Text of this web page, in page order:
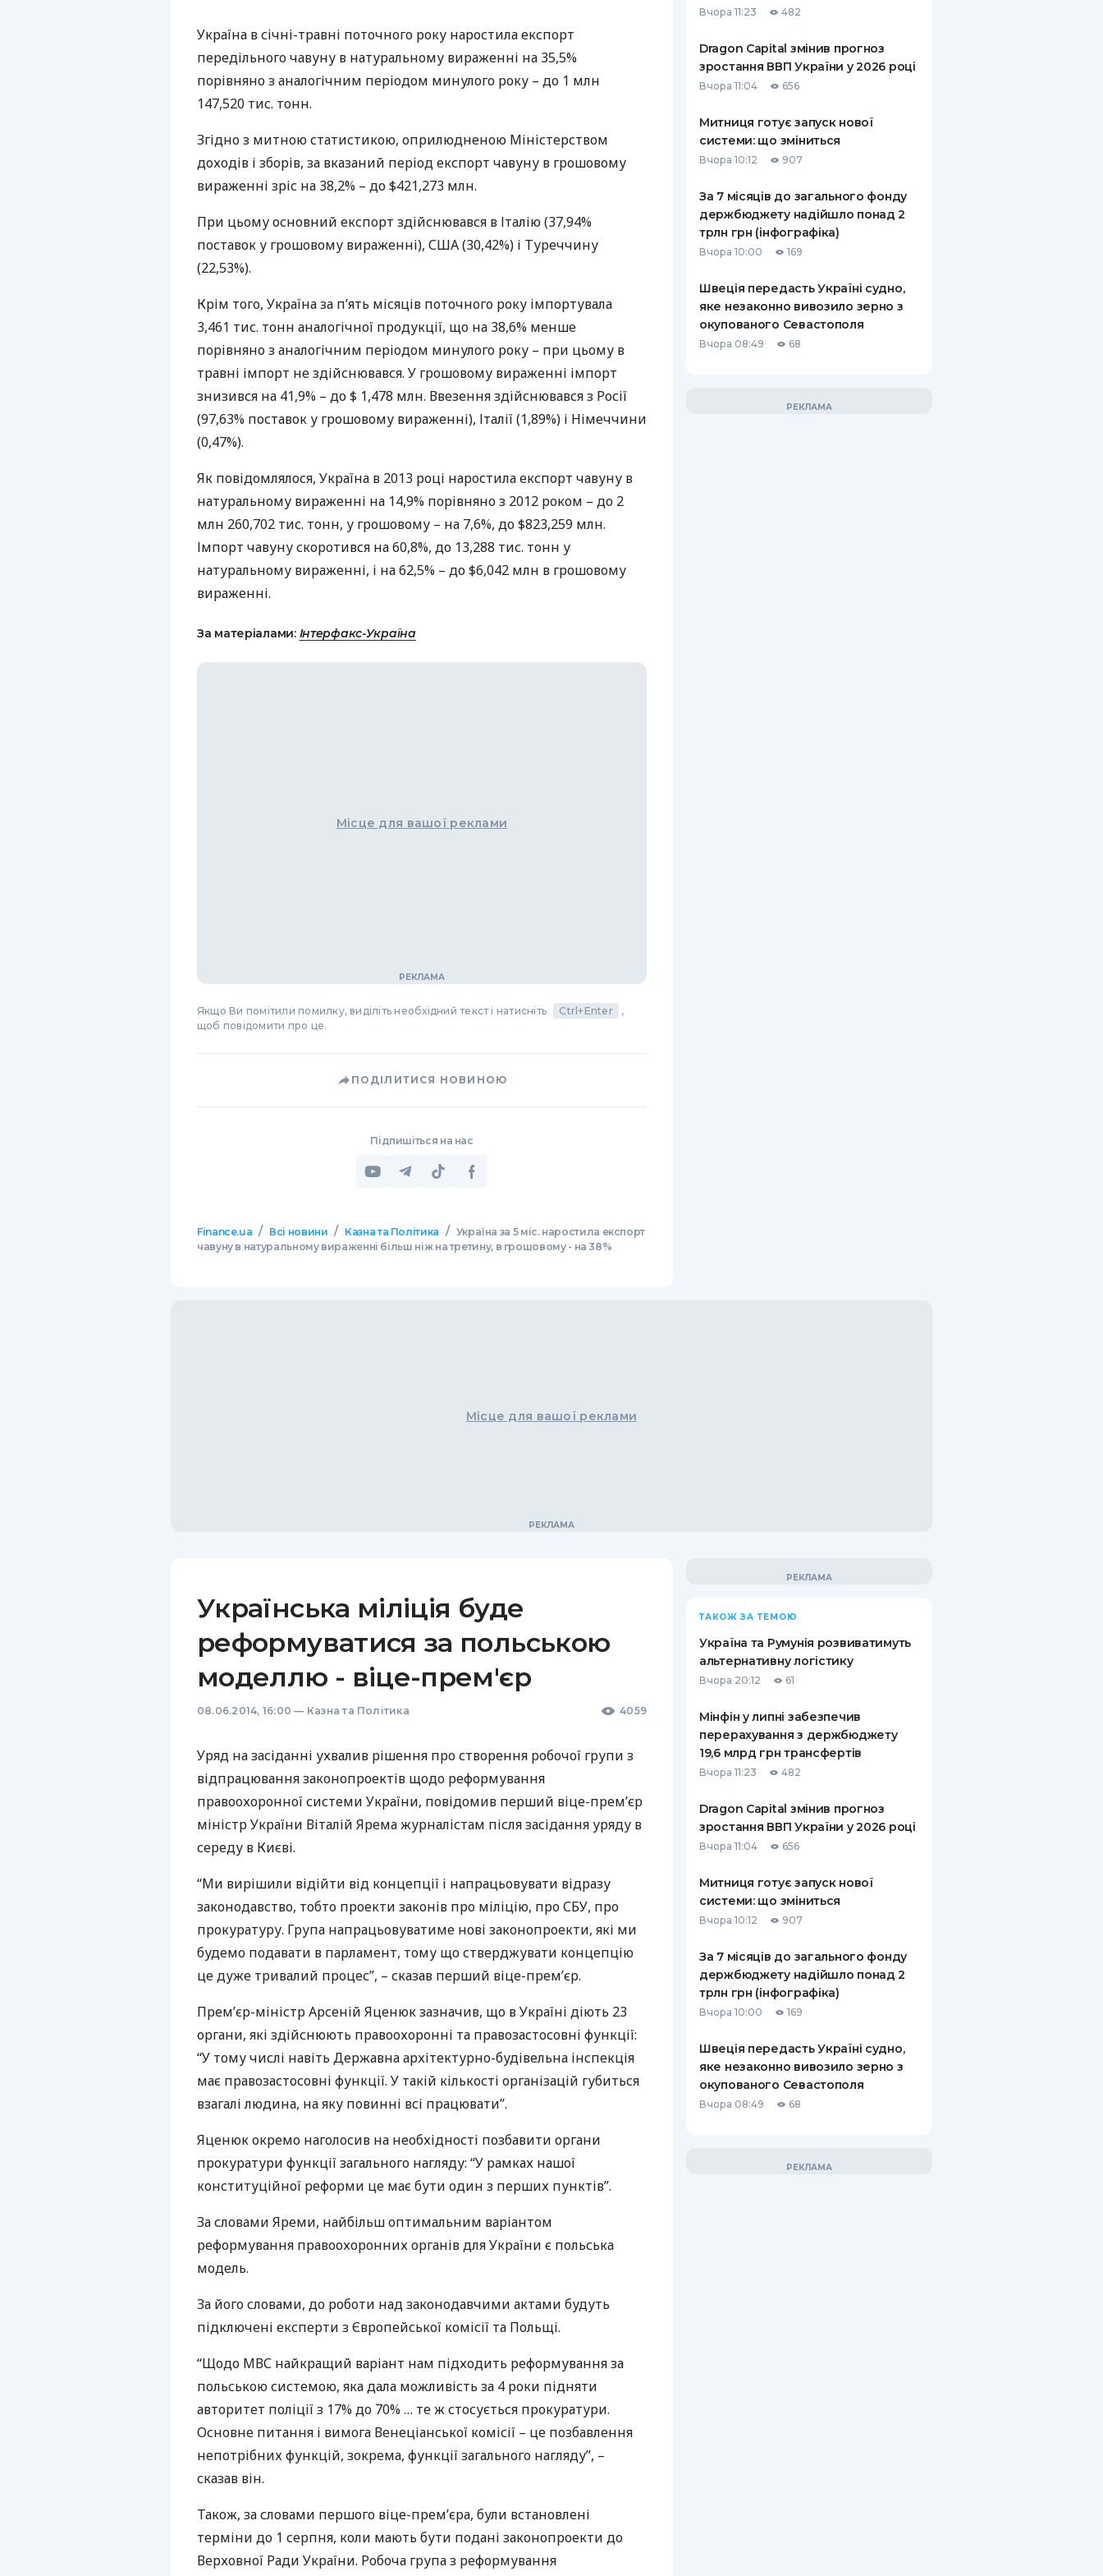
КАРТОК
ЩОМІСЯЧНИЙ ОГЛЯД
КЕШБЕКУ
БАНКІВСЬКИХ КАРТКАХ
ВСІ СТРАХОВІ ПОЛІСИ
ВІДГУКИ ПРО СТРАХОВІ
КОМПАНІЇ
ДОСТАВКА І ОПЛАТА
КОНТАКТИ
Україна в січні-травні поточного року наростила експорт
передільного чавуну в натуральному вираженні на 35,5%
порівняно з аналогічним періодом минулого року – до 1 млн
147,520 тис. тонн.
Згідно з митною статистикою, оприлюдненою Міністерством
доходів і зборів, за вказаний період експорт чавуну в грошовому
вираженні зріс на 38,2% – до $421,273 млн.
При цьому основний експорт здійснювався в Італію (37,94%
поставок у грошовому вираженні), США(30,42%) і Туреччину
(22,53%).
Крім того, Україна за п’ять місяців поточного року імпортувала
3,461 тис. тонн аналогічної продукції, що на 38,6% менше
порівняно з аналогічним періодом минулого року – при цьому в
травні імпорт не здійснювався. У грошовому вираженні імпорт
знизився на 41,9% – до $ 1,478 млн. Ввезення здійснювався з Росії
(97,63% поставок у грошовому вираженні), Італії (1,89%) і Німеччини
(0,47%).
Як повідомлялося, Україна в 2013 році наростила експорт чавуну в
натуральному вираженні на 14,9% порівняно з 2012 роком – до 2
млн 260,702 тис. тонн, у грошовому – на 7,6%, до $823,259 млн.
Імпорт чавуну скоротився на 60,8%, до 13,288 тис. тонн у
натуральному вираженні, і на 62,5% – до $6,042 млн в грошовому
вираженні.
За матеріалами: Інтерфакс-Україна
Місце для вашої реклами
Якщо Ви помітили помилку, виділіть необхідний текст і натисніть Ctrl+Enter
,
щоб повідомити про це.
ПОДІЛИТИСЯ НОВИНОЮ
Підпишіться на нас
Finance.ua / Всі новини / Казна та Політика / Україна за 5 міс. наростила експорт
чавуну в натуральному вираженні більш ніж на третину, в грошовому - на 38%
Вчора 11:23 482
Dragon Capital змінив прогноз
зростання ВВП України у 2026 році
Вчора 11:04 656
Митниця готує запуск нової
системи: що зміниться
Вчора 10:12 907
За 7 місяців до загального фонду
держбюджету надійшло понад 2
трлн грн (інфографіка)
Вчора 10:00 169
Швеція передасть Україні судно,
яке незаконно вивозило зерно з
окупованого Севастополя
Вчора 08:49 68
Місце для вашої реклами
Українська міліція буде
реформуватися за польською
моделлю - віце-прем'єр
08.06.2014, 16:00 — Казна та Політика 4059
Уряд на засіданні ухвалив рішення про створення робочої групи з
відпрацювання законопроектів щодо реформування
правоохоронної системи України, повідомив перший віце-прем’єр
міністр України Віталій Ярема журналістам після засідання уряду в
середу в Києві.
“Ми вирішили відійти від концепції і напрацьовувати відразу
законодавство, тобто проекти законів про міліцію, проСБУ, про
прокуратуру. Група напрацьовуватиме нові законопроекти, які ми
будемо подавати в парламент, тому що стверджувати концепцію
це дуже тривалий процес”, – сказав перший віце-прем’єр.
Прем’єр-міністр Арсеній Яценюк зазначив, що в Україні діють 23
органи, які здійснюють правоохоронні та правозастосовні функції:
“У тому числі навіть Державна архітектурно-будівельна інспекція
має правозастосовні функції. У такій кількості організацій губиться
взагалі людина, на яку повинні всі працювати”.
Яценюк окремо наголосив на необхідності позбавити органи
прокуратури функції загального нагляду: “У рамках нашої
конституційної реформи це має бути один з перших пунктів”.
За словами Яреми, найбільш оптимальним варіантом
реформування правоохоронних органів для України є польська
модель.
За його словами, до роботи над законодавчими актами будуть
підключені експерти з Європейської комісії та Польщі.
“Щодо МВС найкращий варіант нам підходить реформування за
польською системою, яка дала можливість за 4 роки підняти
авторитет поліції з 17% до 70% … те ж стосується прокуратури.
Основне питання і вимога Венеціанської комісії – це позбавлення
непотрібних функцій, зокрема, функції загального нагляду”, –
сказав він.
Також, за словами першого віце-прем’єра, були встановлені
терміни до 1 серпня, коли мають бути подані законопроекти до
Верховної Ради України. Робоча група з реформування
ТАКОЖ ЗА ТЕМОЮ
Україна та Румунія розвиватимуть
альтернативну логістику
Вчора 20:12 61
Мінфін у липні забезпечив
перерахування з держбюджету
19,6 млрд грн трансфертів
Вчора 11:23 482
Dragon Capital змінив прогноз
зростання ВВП України у 2026 році
Вчора 11:04 656
Митниця готує запуск нової
системи: що зміниться
Вчора 10:12 907
За 7 місяців до загального фонду
держбюджету надійшло понад 2
трлн грн (інфографіка)
Вчора 10:00 169
Швеція передасть Україні судно,
яке незаконно вивозило зерно з
окупованого Севастополя
Вчора 08:49 68